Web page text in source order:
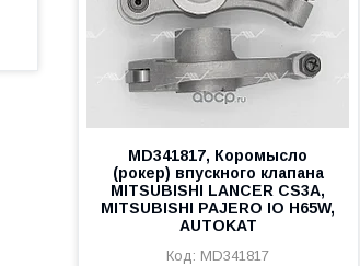
MD341817, Коромысло
(рокер) впускного клапана
MITSUBISHI LANCER CS3A,
MITSUBISHI PAJERO IO H65W,
AUTOKAT
MD341817